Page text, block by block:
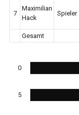
7
Maximilian
Hack
Spieler
Gesamt
0
5